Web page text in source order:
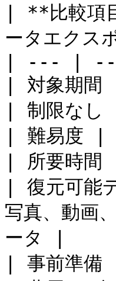
| **比較
ータエク
| --- |
| 対象期間
| 制限なし |
| 難易度 |
| 所要時
| 復元可能
写真、動画
ータ |
| 事前準